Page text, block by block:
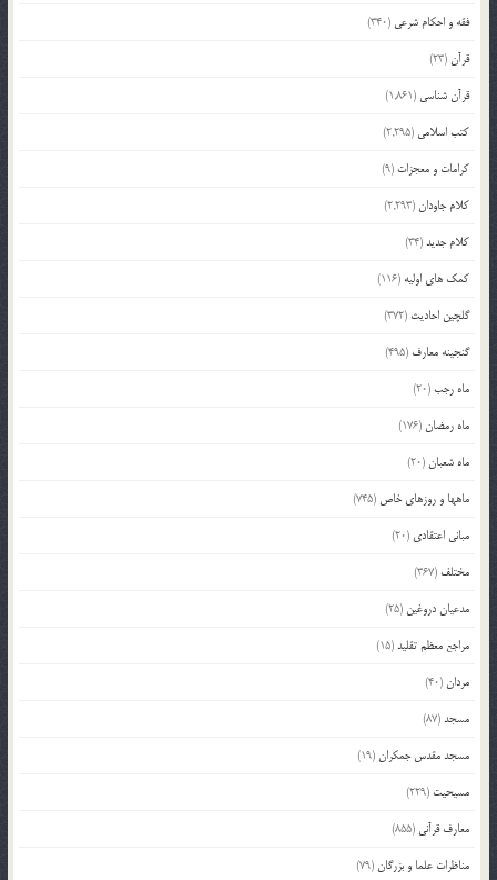
فقه و احکام شرعی (340)
قرآن(23)
قرآن شناسی (1,861)
کتب اسلامی (2,295)
کرامات و معجزات (9)
کلام جاودان(2,293)
کلام جدید(34)
کمک های اولیه (116)
گلچین احادیث (372)
گنجینه معارف (495)
ماه رجب(20)
ماه رمضان(176)
ماه شعبان(20)
ماهها و روزهای خاص (745)
مبانی اعتقادی (20)
مختلف (367)
مدعیان دروغین (25)
مراجع معظم تقلید(15)
مردان(40)
مسجد(87)
مسجد مقدس جمکران(19)
مسیحیت (229)
معارف قرآنی (855)
مناظرات علما و بزرگان(79)